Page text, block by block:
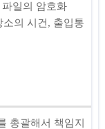
일의 암호화
의 시건, 출입통
총괄해서 책임지